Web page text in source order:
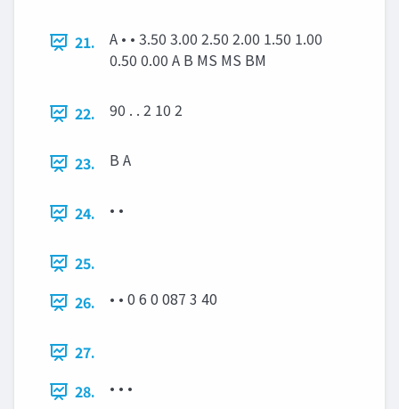
21.
A • • 3.50 3.00 2.50 2.00 1.50 1.00
0.50 0.00 A B MS MS BM
22. 90 . . 2 10 2
23. B A
24. • •
25.
26.
• • 0 6 0 087 3 40
27.
28.
• • •